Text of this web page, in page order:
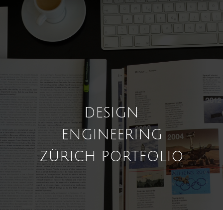
DESIGN
ENGINEERING
ZÜRICH PORTFOLIO